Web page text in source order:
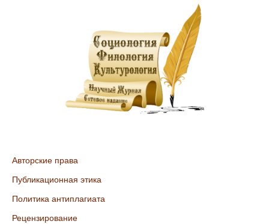
Авторские права
Публикационная этика
Политика антиплагиата
Рецензирование